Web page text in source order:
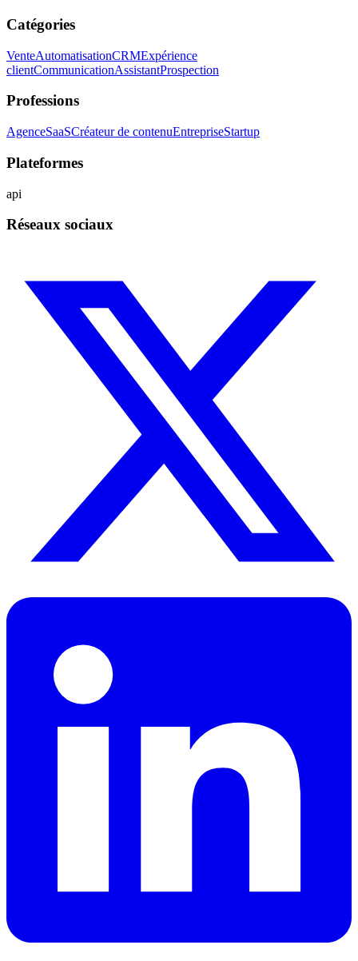
Catégories
VenteAutomatisationCRMExpérience
clientCommunicationAssistantProspection
Professions
AgenceSaaSCréateur de contenuEntrepriseStartup
Plateformes
api
Réseaux sociaux